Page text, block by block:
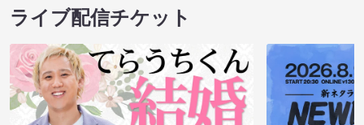
ライブ配信チケット